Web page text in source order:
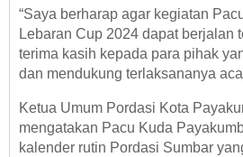
“Saya berharap agar kegiatan
Lebaran Cup 2024 dapat berjalan
terima kasih kepada para pihak
dan mendukung terlaksananya
Ketua Umum Pordasi Kota
mengatakan Pacu Kuda
kalender rutin Pordasi Sumbar